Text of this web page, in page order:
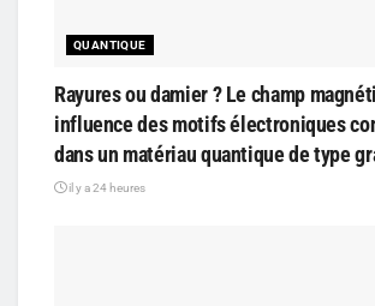
QUANTIQUE
Rayures ou damier ? Le champ
influence des motifs électroniques
dans un matériau quantique de type
il y a 24 heures